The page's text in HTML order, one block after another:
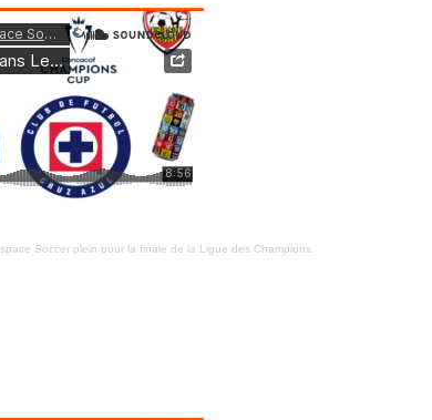
Soccer plein pour la finale de la Ligue des Champions.